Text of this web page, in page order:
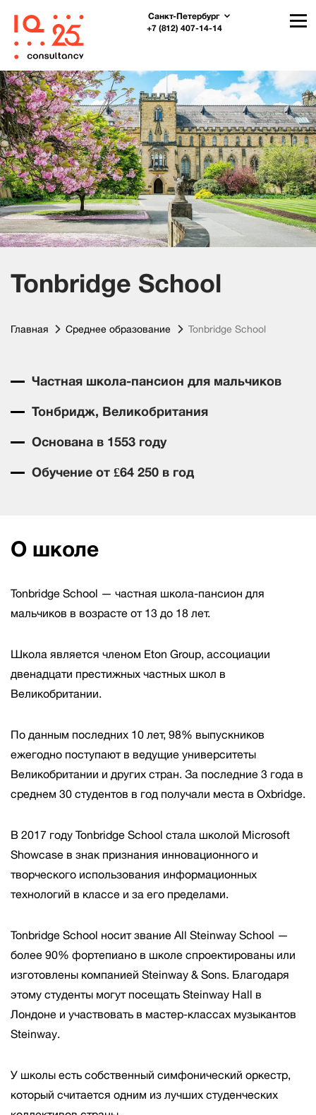
Санкт-Петербург
+7 (812) 407-14-14
Tonbridge School
Главная Среднее образование Tonbridge School
Частная школа-пансион для мальчиков
Тонбридж, Великобритания
Основана в 1553 году
Обучение от £64 250 в год
О школе
Tonbridge School — частная школа-пансион для
мальчиков в возрасте от 13 до 18 лет.
Школа является членом Eton Group, ассоциации
двенадцати престижных частных школ в
Великобритании.
По данным последних 10 лет, 98% выпускников
ежегодно поступают в ведущие университеты
Великобритании и других стран. За последние 3 года в
среднем 30 студентов в год получали места в Oxbridge.
В 2017 году Tonbridge School стала школой Microsoft
Showcase в знак признания инновационного и
творческого использования информационных
технологий в классе и за его пределами.
Tonbridge School носит звание All Steinway School —
более 90% фортепиано в школе спроектированы или
изготовлены компанией Steinway & Sons. Благодаря
этому студенты могут посещать Steinway Hall в
Лондоне и участвовать в мастер-классах музыкантов
Steinway.
У школы есть собственный симфонический оркестр,
который считается одним из лучших студенческих